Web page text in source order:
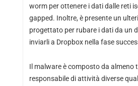
worm per ottenere i dati dalle reti
gapped. Inoltre, è presente un
progettato per rubare i dati da un
inviarli a Dropbox nella fase
Il malware è composto da almeno
responsabile di attività diverse